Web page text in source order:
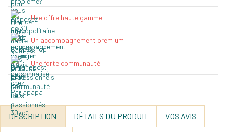
Une offre haute gamme
Un accompagnement premium
Une forte communauté
DESCRIPTION DÉTAILS DU PRODUIT VOS AVIS